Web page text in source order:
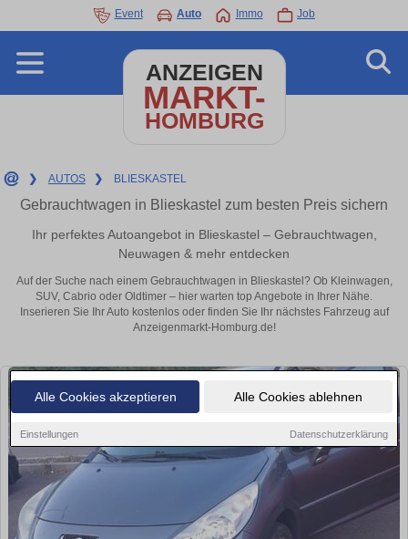
Alle Cookies akzeptieren Alle Cookies ablehnen
Einstellungen Datenschutzerklärung
Event Auto Immo Job
ANZEIGEN
MARKT-
HOMBURG
❯ AUTOS ❯ BLIESKASTEL
Gebrauchtwagen in Blieskastel zum besten Preis sichern
Ihr perfektes Autoangebot in Blieskastel – Gebrauchtwagen,
Neuwagen & mehr entdecken
Auf der Suche nach einem Gebrauchtwagen in Blieskastel? Ob Kleinwagen,
SUV, Cabrio oder Oldtimer – hier warten top Angebote in Ihrer Nähe.
Inserieren Sie Ihr Auto kostenlos oder finden Sie Ihr nächstes Fahrzeug auf
Anzeigenmarkt-Homburg.de!